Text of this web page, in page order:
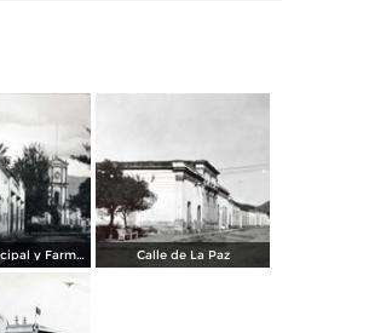
Palacio Municipal y Farmacia Occidental Autlán Jalisco Calle de La Paz